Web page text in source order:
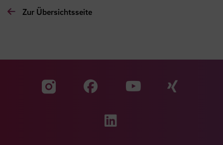
Zur Übersichtsseite
Zu unserer Facebook
Zu
Zu unserer